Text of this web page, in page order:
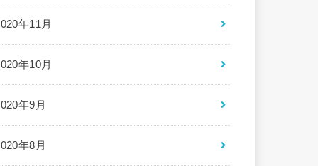
年11月
年10月
年9月
年8月